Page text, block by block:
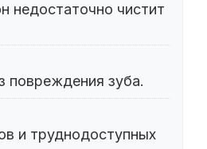
недостаточно чистит
повреждения зуба.
и труднодоступных